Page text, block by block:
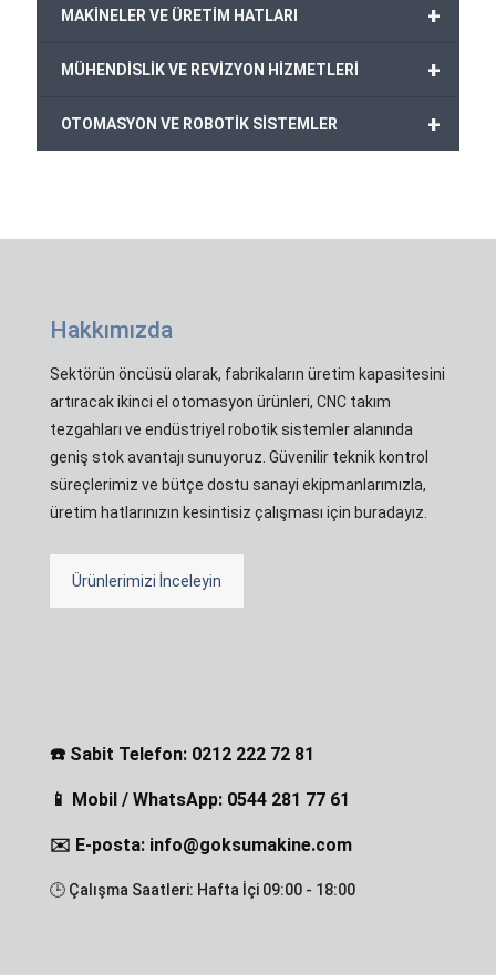
+
MAKİNELER VE ÜRETİM HATLARI
+
MÜHENDİSLİK VE REVİZYON HİZMETLERİ
+
OTOMASYON VE ROBOTİK SİSTEMLER
Hakkımızda
Sektörün öncüsü olarak, fabrikaların üretim kapasitesini
artıracak ikinci el otomasyon ürünleri, CNC takım
tezgahları ve endüstriyel robotik sistemler alanında
geniş stok avantajı sunuyoruz. Güvenilir teknik kontrol
süreçlerimiz ve bütçe dostu sanayi ekipmanlarımızla,
üretim hatlarınızın kesintisiz çalışması için buradayız.
Ürünlerimizi İnceleyin
☎️ Sabit Telefon: 0212 222 72 81
📱 Mobil / WhatsApp: 0544 281 77 61
✉️ E-posta: info@goksumakine.com
🕒 Çalışma Saatleri: Hafta İçi 09:00 - 18:00